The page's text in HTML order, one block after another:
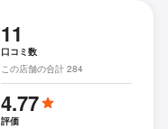
11
口コミ数
この店舗の合計 284
4.77
評価